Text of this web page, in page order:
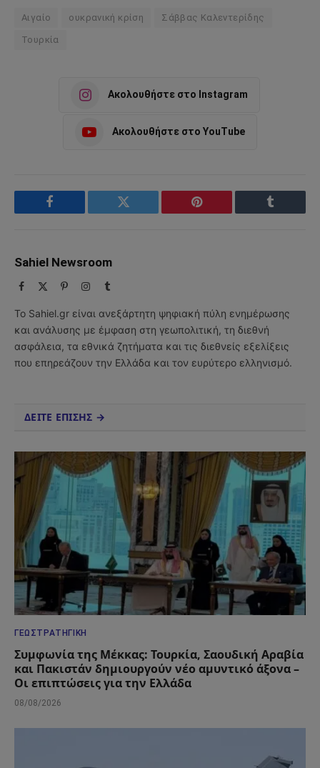
Αιγαίο ουκρανική κρίση Σάββας Καλεντερίδης
Τουρκία
Ακολουθήστε στο Instagram
Ακολουθήστε στο YouTube
Facebook Twitter Pinterest Tumblr
Sahiel Newsroom
Facebook PinterestInstagram
Tumblr
Το Sahiel.gr είναι ανεξάρτητη ψηφιακή πύλη ενημέρωσης
και ανάλυσης με έμφαση στη γεωπολιτική, τη διεθνή
ασφάλεια, τα εθνικά ζητήματα και τις διεθνείς εξελίξεις
που επηρεάζουν την Ελλάδα και τον ευρύτερο ελληνισμό.
ΔΕΙΤΕ ΕΠΙΣΗΣ →
ΓΕΩΣΤΡΑΤΗΓΙΚΉ
Συμφωνία της Μέκκας: Τουρκία, Σαουδική Αραβία
και Πακιστάν δημιουργούν νέο αμυντικό άξονα –
Οι επιπτώσεις για την Ελλάδα
08/08/2026